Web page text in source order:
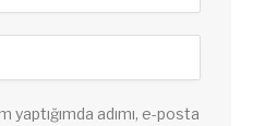
adımı, e-posta